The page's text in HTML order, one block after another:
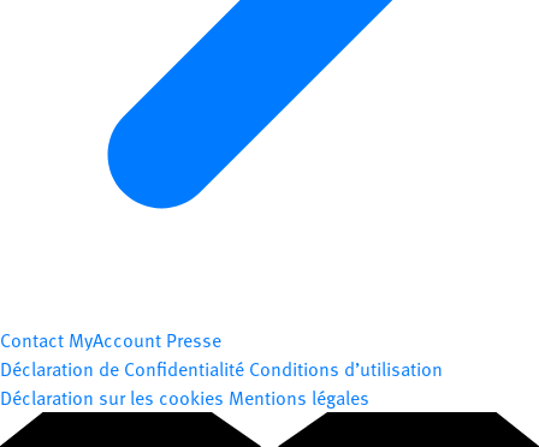
Contact MyAccount Presse
Déclaration de Confidentialité Conditions d’utilisation
Déclaration sur les cookies Mentions légales